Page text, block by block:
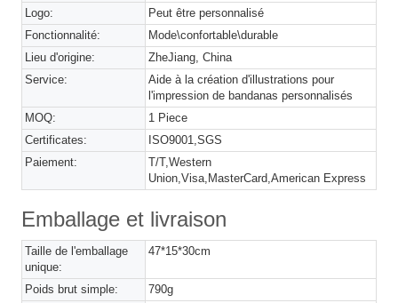
Logo:
Peut être personnalisé
Fonctionnalité:
Mode\confortable\durable
Lieu d'origine:
ZheJiang, China
Service:
Aide à la création d'illustrations pour
l'impression de bandanas personnalisés
MOQ:
1 Piece
Certificates:
ISO9001,SGS
Paiement:
T/T,Western
Union,Visa,MasterCard,American Express
Emballage et livraison
Taille de l'emballage
unique:
47*15*30cm
Poids brut simple:
790g